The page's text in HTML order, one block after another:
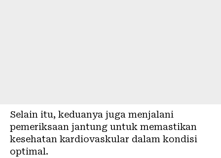
Selain itu, keduanya juga menjalani
pemeriksaan jantung untuk memastikan
kesehatan kardiovaskular dalam kondisi
optimal.